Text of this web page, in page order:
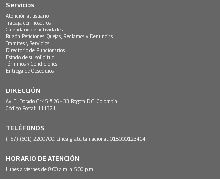
Servicios
Atención al usuario
Trabaja con nosotros
Calendario de actividades
Buzón Peticiones, Quejas, Reclamos y Denuncias
Trámites y Servicios
Directorio de Funcionarios
Estado de su solicitud
Términos y Condiciones
Entrega de Obsequios
DIRECCIÓN
Av. El Dorado Cr.45 # 26 - 33 Bogotá D.C. Colombia.
Código Postal: 111321
TELÉFONOS
(+57) (601) 2200700. Línea gratuita nacional: 018000123414
HORARIO DE ATENCIÓN
Lunes a viernes de 8:00 a.m. a 5:00 p.m.